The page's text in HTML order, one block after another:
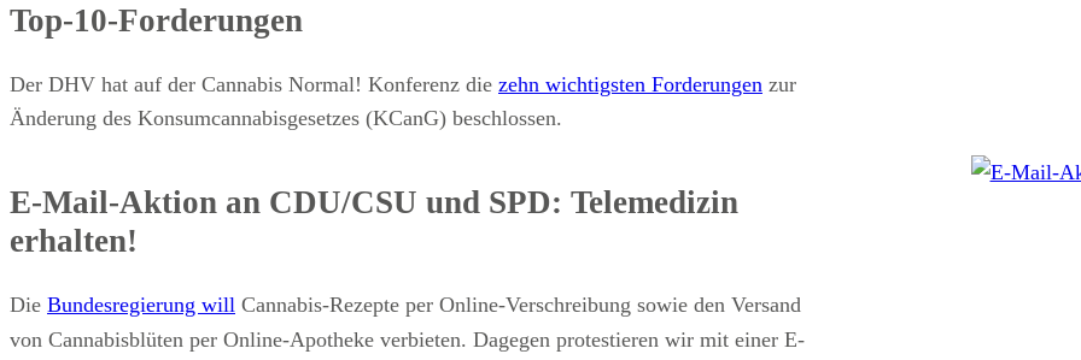
Top-10-Forderungen
Der DHV hat auf der Cannabis Normal! Konferenz die zehn wichtigsten Forderungen zur
Änderung des Konsumcannabisgesetzes (KCanG) beschlossen.
E-Mail-Aktion an CDU/CSU und SPD: Telemedizin
erhalten!
Die Bundesregierung will Cannabis-Rezepte per Online-Verschreibung sowie den Versand
von Cannabisblüten per Online-Apotheke verbieten. Dagegen protestieren wir mit einer E-